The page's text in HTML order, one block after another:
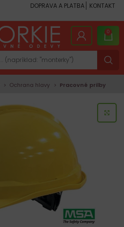
DOPRAVA A PLATBA KONTAKT
0
Ochrana hlavy Pracovné prilby